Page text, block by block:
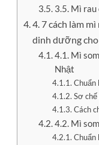
3.5. Mì rau
4. 7 cách làm
dinh dưỡng
4.1. Mì
Nhật
Chuẩn
Sơ
Cách
4.2. Mì
Chuẩn